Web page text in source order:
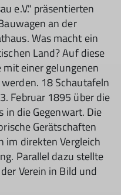
e.V." präsentierten
an der
Was macht ein
Land? Auf diese
einer gelungenen
18 Schautafeln
Februar 1895 über die
in die Gegenwart. Die
Gerätschaften
im direkten Vergleich
Parallel dazu stellte
Verein in Bild und